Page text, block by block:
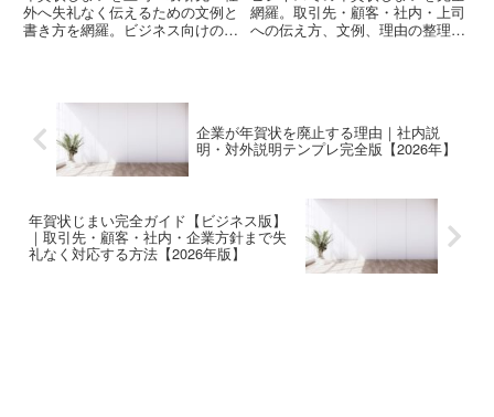
外へ失礼なく伝えるための文例と
書き方を網羅。ビジネス向けの正
【2026年版】
網羅。取引先・顧客・社内・上司
への伝え方、文例、理由の整理、
企業が年賀状を廃止する理由｜社内説
明・対外説明テンプレ完全版【2026年】
年賀状じまい完全ガイド【ビジネス版】
｜取引先・顧客・社内・企業方針まで失
礼なく対応する方法【2026年版】